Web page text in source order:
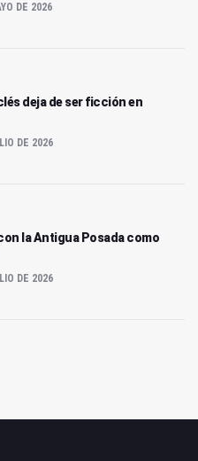
DE 2026
deja de ser ficción en
DE 2026
la Antigua Posada como
DE 2026